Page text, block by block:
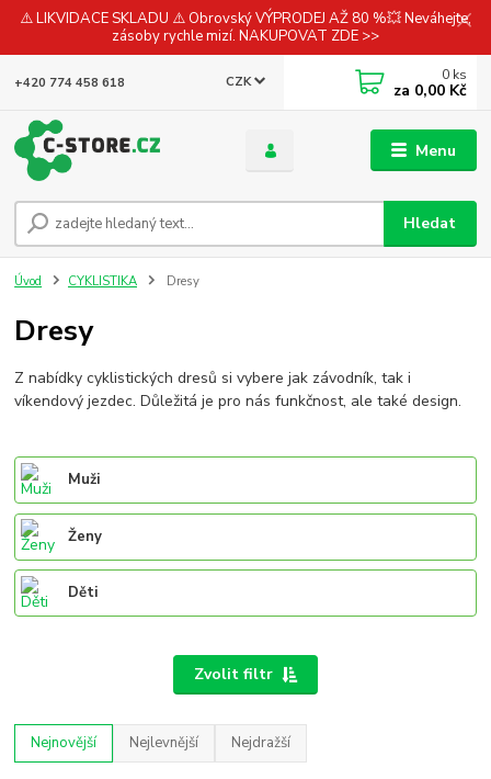
⚠️ LIKVIDACE SKLADU ⚠️ Obrovský VÝPRODEJ AŽ 80 %💥 Neváhejte,
zásoby rychle mizí. NAKUPOVAT ZDE >>
Menu
CZK
Hledat
+420 774 458 618 0 ks
za 0,00 Kč
Úvod CYKLISTIKA Dresy
Dresy
Z nabídky cyklistických dresů si vybere jak závodník, tak i
víkendový jezdec. Důležitá je pro nás funkčnost, ale také design.
Muži
Ženy
Děti
Zvolit filtr
Nejnovější Nejlevnější Nejdražší